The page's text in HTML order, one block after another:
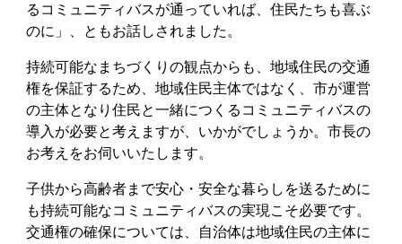
るコミュニティバスが通っていれば、住民たちも喜ぶ
のに」、ともお話しされました。
持続可能なまちづくりの観点からも、地域住民の交通
権を保証するため、地域住民主体ではなく、市が運営
の主体となり住民と一緒につくるコミュニティバスの
導入が必要と考えますが、いかがでしょうか。市長の
お考えをお伺いいたします。
子供から高齢者まで安心・安全な暮らしを送るために
も持続可能なコミュニティバスの実現こそ必要です。
交通権の確保については、自治体は地域住民の主体に